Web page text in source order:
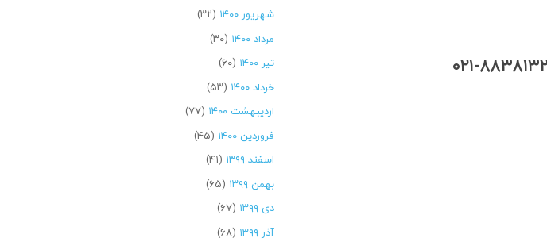
شهریور ۱۴۰۰
(۳۲)
مرداد ۱۴۰۰
(۳۰)
تیر ۱۴۰۰
(۶۰)
خرداد ۱۴۰۰
(۵۳)
اردیبهشت ۱۴۰۰
(۷۷)
فروردین ۱۴۰۰
(۴۵)
اسفند ۱۳۹۹
(۴۱)
بهمن ۱۳۹۹
(۶۵)
دی ۱۳۹۹
(۶۷)
آذر ۱۳۹۹
(۶۸)